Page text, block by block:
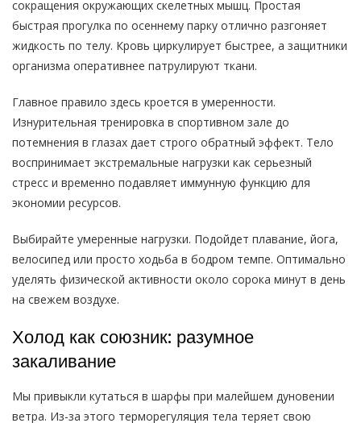
сокращения окружающих скелетных мышц. Простая
быстрая прогулка по осеннему парку отлично разгоняет
жидкость по телу. Кровь циркулирует быстрее, а защитники
организма оперативнее патрулируют ткани.
Главное правило здесь кроется в умеренности.
Изнурительная тренировка в спортивном зале до
потемнения в глазах дает строго обратный эффект. Тело
воспринимает экстремальные нагрузки как серьезный
стресс и временно подавляет иммунную функцию для
экономии ресурсов.
Выбирайте умеренные нагрузки. Подойдет плавание, йога,
велосипед или просто ходьба в бодром темпе. Оптимально
уделять физической активности около сорока минут в день
на свежем воздухе.
Холод как союзник: разумное
закаливание
Мы привыкли кутаться в шарфы при малейшем дуновении
ветра. Из-за этого терморегуляция тела теряет свою